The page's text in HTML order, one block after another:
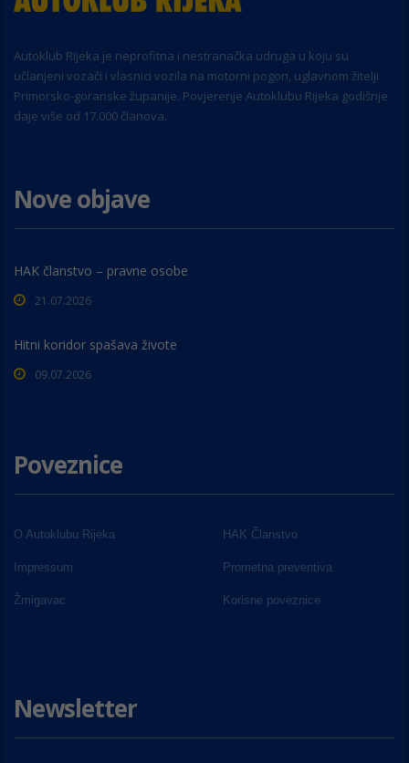
Autoklub Rijeka je neprofitna i nestranačka udruga u koju su
učlanjeni vozači i vlasnici vozila na motorni pogon, uglavnom žitelji
Primorsko-goranske županije. Povjerenje Autoklubu Rijeka godišnje
daje više od 17.000 članova.
Nove objave
HAK članstvo – pravne osobe
21.07.2026
Hitni koridor spašava živote
09.07.2026
Poveznice
O Autoklubu Rijeka HAK Članstvo
Impressum Prometna preventiva
Žmigavac Korisne poveznice
Newsletter